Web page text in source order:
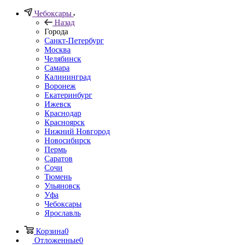
Чебоксары
Назад
Города
Санкт-Петербург
Москва
Челябинск
Самара
Калининград
Воронеж
Екатеринбург
Ижевск
Краснодар
Красноярск
Нижний Новгород
Новосибирск
Пермь
Саратов
Сочи
Тюмень
Ульяновск
Уфа
Чебоксары
Ярославль
Корзина0
Отложенные0